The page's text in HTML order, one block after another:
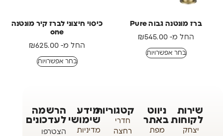
ברז מונטנה גבוה Pure
החל מ-
₪545.00
בחר אפשרויות
כיסוי חיצוני לברז קיר מונטנה
one
החל מ-
₪625.00
בחר אפשרויות
שירות
לקוחות
יצחק
ניווט
באתר
מפת
קטגוריות
חדרי
רחצה
מידע
שימושי
מדיניות
הרשמה
לעדכונים
הצטרפו